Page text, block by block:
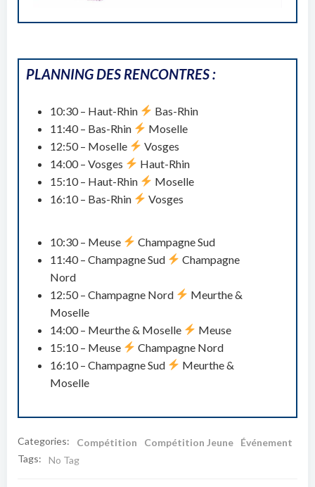
PLANNING DES RENCONTRES :
10:30 – Haut-Rhin
Bas-Rhin
11:40 – Bas-Rhin
Moselle
12:50 – Moselle
Vosges
14:00 – Vosges
Haut-Rhin
15:10 – Haut-Rhin
Moselle
16:10 – Bas-Rhin
Vosges
10:30 – Meuse
Champagne Sud
11:40 – Champagne Sud
Champagne
Nord
12:50 – Champagne Nord
Meurthe &
Moselle
14:00 – Meurthe & Moselle
Meuse
15:10 – Meuse
Champagne Nord
16:10 – Champagne Sud
Meurthe &
Moselle
Categories: Compétition Compétition Jeune
Événement
Tags:
No Tag